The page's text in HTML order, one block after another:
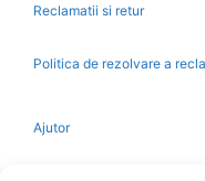
Reclamatii si retur
Politica de rezolvare a
Ajutor